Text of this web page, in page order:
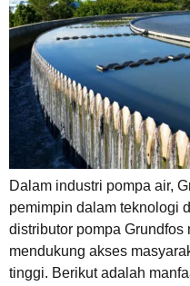
Dalam industri pompa air,
pemimpin dalam teknologi
distributor pompa
mendukung akses
tinggi. Berikut adalah